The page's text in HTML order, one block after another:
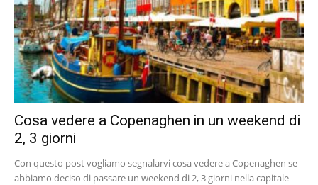
Cosa vedere a Copenaghen in un weekend di
2, 3 giorni
Con questo post vogliamo segnalarvi cosa vedere a Copenaghen se
abbiamo deciso di passare un weekend di 2, 3 giorni nella capitale